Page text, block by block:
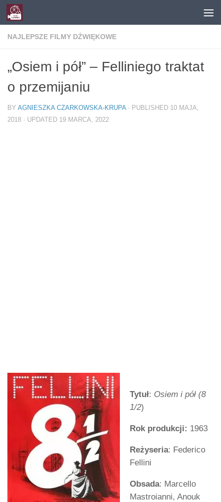
Skip to content
NAJLEPSZE FILMY DŹWIĘKOWE
„Osiem i pół” – Felliniego traktat
o przemijaniu
BY AGNIESZKA CZARKOWSKA-KRUPA · PUBLISHED 10 MAJA,
2018 · UPDATED 19 MARCA, 2022
Tytuł: Osiem i pół (8
1/2)
Rok produkcji: 1963
Reżyseria: Federico
Fellini
Obsada: Marcello
Mastroianni, Anouk